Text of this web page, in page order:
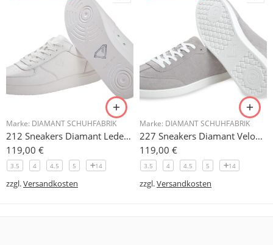
Marke: DIAMANT SCHUHFABRIK
212 Sneakers Diamant Leder weiss, drehfreudige Kunststoffsohle
119,00 €
3.5 4 4.5 5 14
zzgl.Versandkosten
Marke: DIAMANT SCHUHFABRIK
227 Sneakers Diamant Veloursleder hellgrau, drehfreudige Kunststoffsohle
119,00 €
3.5 4 4.5 5 14
zzgl.Versandkosten